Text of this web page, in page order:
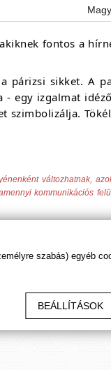
fontos a
párizsi sikket. A
egy izgalmat
szimbolizálja.
változhatnak,
kommunikációs
cikkeink.
szabás) egyéb
BEÁLLÍTÁSOK